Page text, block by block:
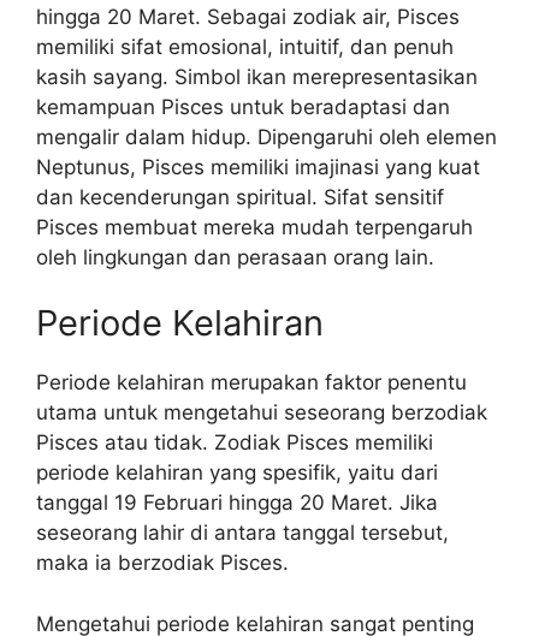
hingga 20 Maret. Sebagai zodiak air, Pisces
memiliki sifat emosional, intuitif, dan penuh
kasih sayang. Simbol ikan merepresentasikan
kemampuan Pisces untuk beradaptasi dan
mengalir dalam hidup. Dipengaruhi oleh elemen
Neptunus, Pisces memiliki imajinasi yang kuat
dan kecenderungan spiritual. Sifat sensitif
Pisces membuat mereka mudah terpengaruh
oleh lingkungan dan perasaan orang lain.
Periode Kelahiran
Periode kelahiran merupakan faktor penentu
utama untuk mengetahui seseorang berzodiak
Pisces atau tidak. Zodiak Pisces memiliki
periode kelahiran yang spesifik, yaitu dari
tanggal 19 Februari hingga 20 Maret. Jika
seseorang lahir di antara tanggal tersebut,
maka ia berzodiak Pisces.
Mengetahui periode kelahiran sangat penting